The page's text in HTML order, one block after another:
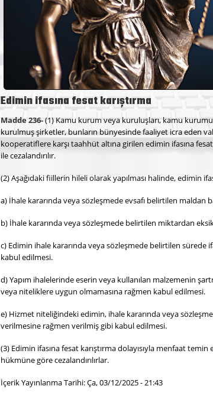
Edimin ifasına fesat karıştırma
Madde 236-(1) Kamu kurum veya kuruluşları, kamu
kurulmuş şirketler, bunların bünyesinde faaliyet icra eden
kooperatiflere karşı taahhüt altına girilen edimin ifasına fesat
ile cezalandırılır.
(2) Aşağıdaki fiillerin hileli olarak yapılması halinde, edimin
a) İhale kararında veya sözleşmede evsafı belirtilen maldan
b) İhale kararında veya sözleşmede belirtilen miktardan
c) Edimin ihale kararında veya sözleşmede belirtilen
kabul edilmesi.
d) Yapım ihalelerinde eserin veya kullanılan malzemenin
veya niteliklere uygun olmamasına rağmen kabul edilmesi.
e) Hizmet niteliğindeki edimin, ihale kararında veya
verilmesine rağmen verilmiş gibi kabul edilmesi.
(3) Edimin ifasına fesat karıştırma dolayısıyla menfaat
hükmüne göre cezalandırılırlar.
İçerik Yayınlanma Tarihi: Ça, 03/12/2025 - 21:43